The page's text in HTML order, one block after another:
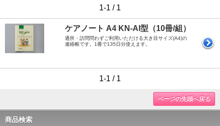
1-1 / 1
ケアノート A4 KN-AI型（10冊/組）
通所・訪問問わずご利用いただける大き目サイズ(A4)の
連絡帳です。1冊で135日分使えます。
1-1 / 1
ページの先頭へ戻る
商品検索